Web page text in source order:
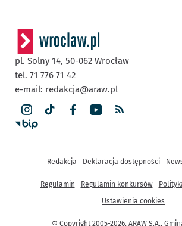
pl. Solny 14, 50-062 Wrocław
tel. 71 776 71 42
e-mail: redakcja@araw.pl
© Copyright 2005-2026, ARAW S.A.,
Inne informacje
Redakcja Deklaracja dostępności
Regulamin Regulamin konkursów
Ustawienia cookies